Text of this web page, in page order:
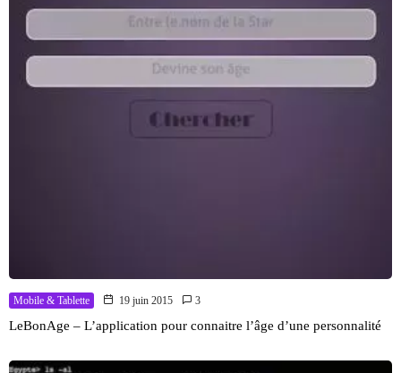
Mobile & Tablette 19 juin 2015 3
LeBonAge – L’application pour connaitre l’âge d’une personnalité